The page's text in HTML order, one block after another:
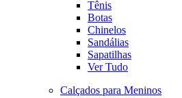
Tênis
Botas
Chinelos
Sandálias
Sapatilhas
Ver Tudo
Calçados para Meninos